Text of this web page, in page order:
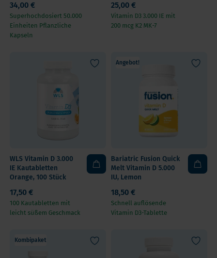
34,00 €
Superhochdosiert 50.000
Einheiten Pflanzliche
Kapseln
25,00 €
Vitamin D3 3.000 IE mit
200 mcg K2 MK-7
WLS Vitamin D 3.000
IE Kautabletten
Orange, 100 Stück
17,50 €
100 Kautabletten mit
leicht süßem Geschmack
Angebot!
Bariatric Fusion Quick
Melt Vitamin D 5.000
IU, Lemon
18,50 €
Schnell auflösende
Vitamin D3-Tablette
Kombipaket